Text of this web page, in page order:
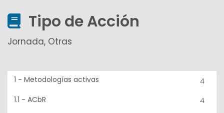
Tipo de Acción
Jornada, Otras
1 - Metodologías activas
4
1.1 - ACbR
4